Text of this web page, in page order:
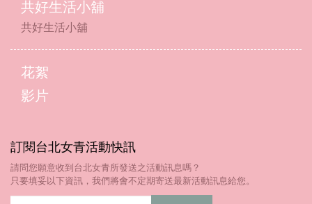
共好生活小舖
共好生活小舖
花絮
影片
訂閱台北女青活動快訊
請問您願意收到台北女青所發送之活動訊息嗎？
只要填妥以下資訊，我們將會不定期寄送最新活動訊息給您。